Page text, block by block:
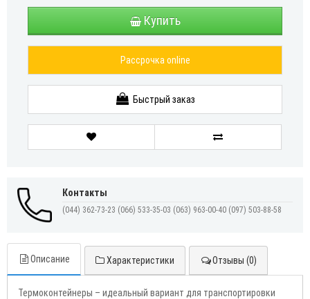
Купить
Рассрочка online
Быстрый заказ
Контакты
(044) 362-73-23 (066) 533-35-03 (063) 963-00-40 (097) 503-88-58
Описание Характеристики Отзывы (0)
Термоконтейнеры – идеальный вариант для транспортировки